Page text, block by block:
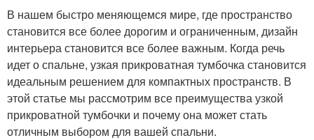
В нашем быстро меняющемся мире, где пространство
становится все более дорогим и ограниченным, дизайн
интерьера становится все более важным. Когда речь
идет о спальне, узкая прикроватная тумбочка становится
идеальным решением для компактных пространств. В
этой статье мы рассмотрим все преимущества узкой
прикроватной тумбочки и почему она может стать
отличным выбором для вашей спальни.